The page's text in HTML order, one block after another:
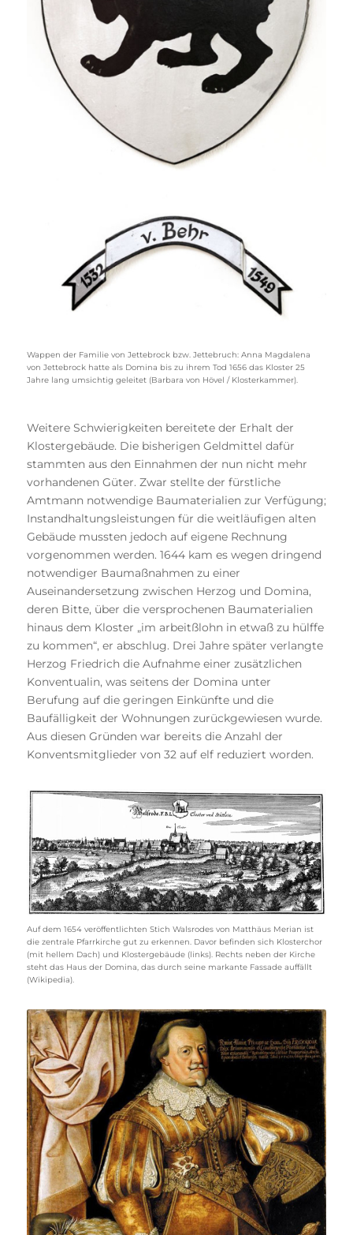
Wappen der Familie von Jettebrock bzw. Jettebruch: Anna Magdalena
von Jettebrock hatte als Domina bis zu ihrem Tod 1656 das Kloster 25
Jahre lang umsichtig geleitet (Barbara von Hövel / Klosterkammer).
Weitere Schwierigkeiten bereitete der Erhalt der
Klostergebäude. Die bisherigen Geldmittel dafür
stammten aus den Einnahmen der nun nicht mehr
vorhandenen Güter. Zwar stellte der fürstliche
Amtmann notwendige Baumaterialien zur Verfügung;
Instandhaltungsleistungen für die weitläufigen alten
Gebäude mussten jedoch auf eigene Rechnung
vorgenommen werden. 1644 kam es wegen dringend
notwendiger Baumaßnahmen zu einer
Auseinandersetzung zwischen Herzog und Domina,
deren Bitte, über die versprochenen Baumaterialien
hinaus dem Kloster „im arbeitßlohn in etwaß zu hülffe
zu kommen“, er abschlug. Drei Jahre später verlangte
Herzog Friedrich die Aufnahme einer zusätzlichen
Konventualin, was seitens der Domina unter
Berufung auf die geringen Einkünfte und die
Baufälligkeit der Wohnungen zurückgewiesen wurde.
Aus diesen Gründen war bereits die Anzahl der
Konventsmitglieder von 32 auf elf reduziert worden.
Auf dem 1654 veröffentlichten Stich Walsrodes von Matthäus Merian ist
die zentrale Pfarrkirche gut zu erkennen. Davor befinden sich Klosterchor
(mit hellem Dach) und Klostergebäude (links). Rechts neben der Kirche
steht das Haus der Domina, das durch seine markante Fassade auffällt
(Wikipedia).